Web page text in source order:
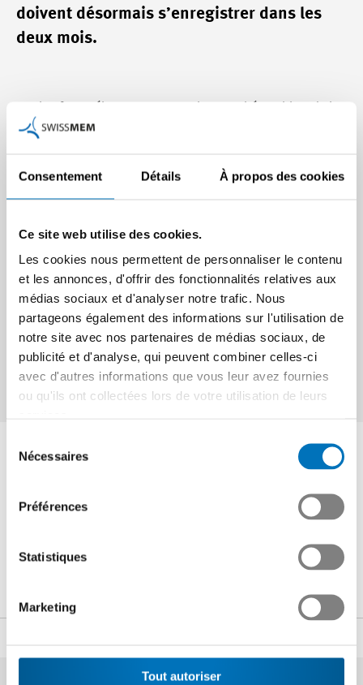
Consentement Détails À propos des cookies
Ce site web utilise des cookies.
Les cookies nous permettent de personnaliser le contenu
et les annonces, d'offrir des fonctionnalités relatives aux
médias sociaux et d'analyser notre trafic. Nous
partageons également des informations sur l'utilisation de
notre site avec nos partenaires de médias sociaux, de
publicité et d'analyse, qui peuvent combiner celles-ci
avec d'autres informations que vous leur avez fournies
ou qu'ils ont collectées lors de votre utilisation de leurs
Nécessaires
Préférences
Statistiques
Marketing
Tout autoriser
+41 44 384 48 65
doivent désormais s’enregistrer dans les
deux mois.
Confédération, des cantons et des communes simap.ch a
3 mars 2014, permet d’offrir de nouvelles fonctions en ce
qui concerne le profil du soumissionnaire et de réaliser des
détaillées sur l’extension et sur l’enregistrement se
trouvent sur <link
www.simap.ch/shabforms/COMMON/application/applicati
onGrid.jsp
_blank>simap.ch</link>. Pour toutes questions,
u.meier@swissmem.ch>u.meier@swissmem.ch</link>; 044
384 48 10) se tient volontiers à votre disposition.